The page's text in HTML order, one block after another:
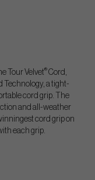
Tour Velvet®Cord,
Technology, a tight-
cord grip. The
and all-weather
cord grip on
each grip.